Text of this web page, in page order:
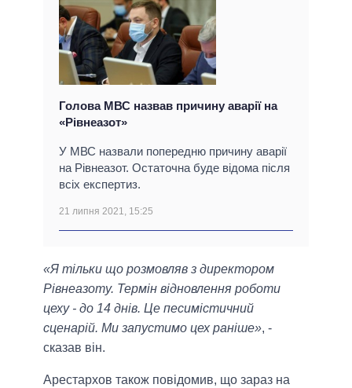
Голова МВС назвав причину аварії на
«Рівнеазот»
У МВС назвали попередню причину аварії
на Рівнеазот. Остаточна буде відома після
всіх експертиз.
21 липня 2021, 15:25
«Я тільки що розмовляв з директором
Рівнеазоту. Термін відновлення роботи
цеху - до 14 днів. Це песимістичний
сценарій. Ми запустимо цех раніше», -
сказав він.
Арестархов також повідомив, що зараз на